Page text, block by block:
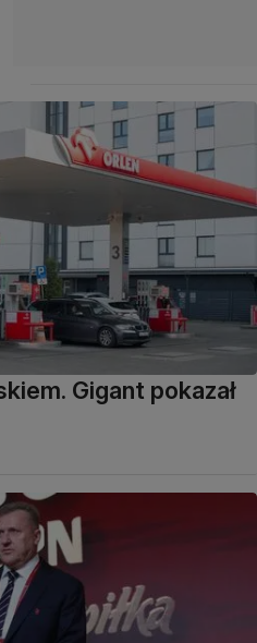
Gigant pokazał